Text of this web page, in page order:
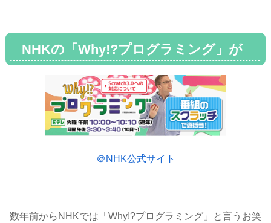
NHKの「Why!?プログラミング」が
楽しい
＠NHK公式サイト
数年前からNHKでは「Why!?プログラミング」と言うお笑